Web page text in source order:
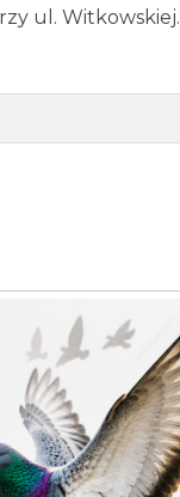
ul. Witkowskiej.